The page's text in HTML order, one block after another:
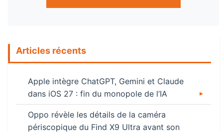
Articles récents
Apple intègre ChatGPT, Gemini et Claude
dans iOS 27 : fin du monopole de l’IA
Oppo révèle les détails de la caméra
périscopique du Find X9 Ultra avant son